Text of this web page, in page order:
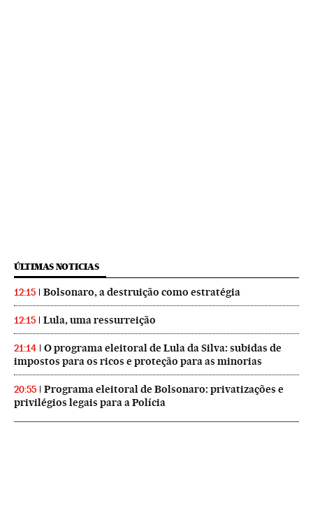
ÚLTIMAS NOTICIAS
12:15 Bolsonaro, a destruição como estratégia
12:15 Lula, uma ressurreição
21:14
O programa eleitoral de Lula da Silva: subidas de
impostos para os ricos e proteção para as minorias
20:55
Programa eleitoral de Bolsonaro: privatizações e
privilégios legais para a Polícia